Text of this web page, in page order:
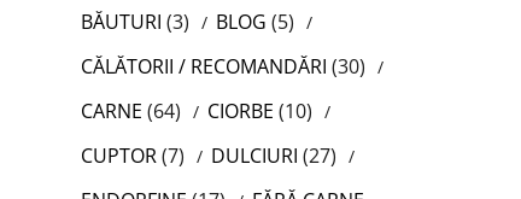
BĂUTURI (3) BLOG (5)
CĂLĂTORII / RECOMANDĂRI (30)
CARNE (64) CIORBE (10)
CUPTOR(7) DULCIURI (27)